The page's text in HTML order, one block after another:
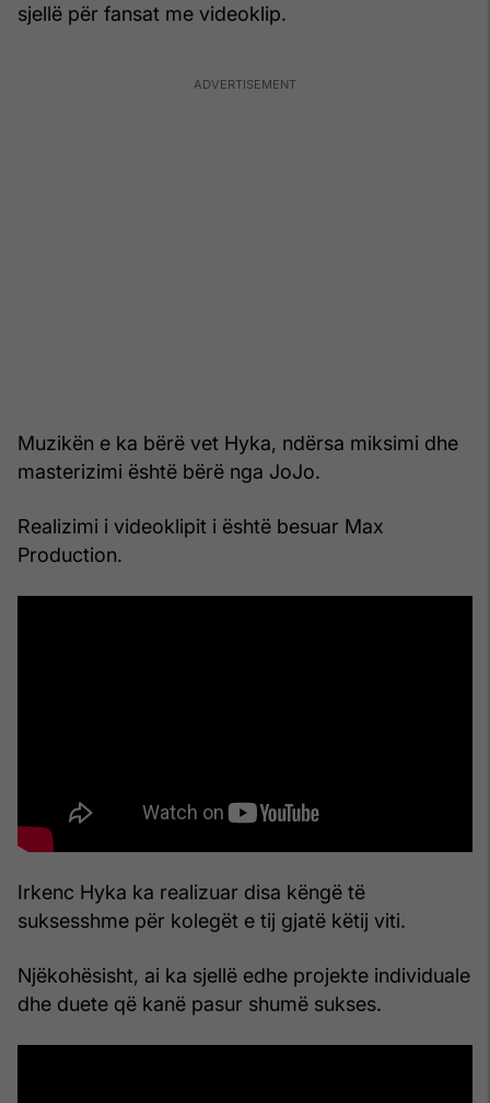
sjellë për fansat me videoklip.
Muzikën e ka bërë vet Hyka, ndërsa miksimi dhe
masterizimi është bërë nga JoJo.
Realizimi i videoklipit i është besuar Max
Production.
Irkenc Hyka ka realizuar disa këngë të
suksesshme për kolegët e tij gjatë këtij viti.
Njëkohësisht, ai ka sjellë edhe projekte individuale
dhe duete që kanë pasur shumë sukses.